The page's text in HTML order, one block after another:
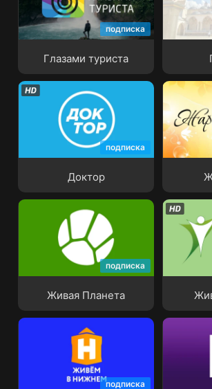
подписка
Глазами туриста
Глазами туриста
Грозный
подписка
Доктор
Жар
подписка
Живая Планета
Живая Планета
подписка
Живём в Нижнем